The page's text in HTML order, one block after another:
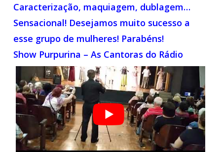
Caracterização, maquiagem, dublagem…
Sensacional! Desejamos muito sucesso a
esse grupo de mulheres! Parabéns!
Show Purpurina – As Cantoras do Rádio